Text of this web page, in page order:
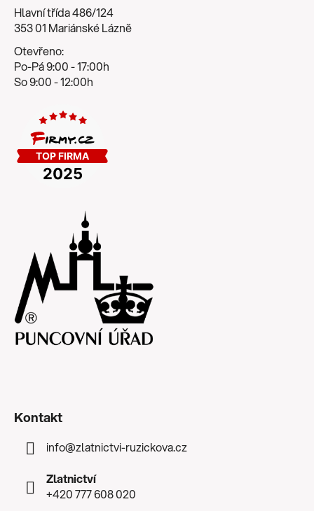
Hlavní třída 486/124
353 01 Mariánské Lázně
Otevřeno:
Po-Pá 9:00 - 17:00h
So 9:00 - 12:00h
Kontakt
info@zlatnictvi-ruzickova.cz
Zlatnictví
+420 777 608 020